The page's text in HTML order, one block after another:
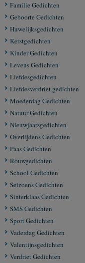
Familie Gedichten
Geboorte Gedichten
Huwelijksgedichten
Kerstgedichten
Kinder Gedichten
Levens Gedichten
Liefdesgedichten
Liefdesverdriet gedichten
Moederdag Gedichten
Natuur Gedichten
Nieuwjaarsgedichten
Overlijdens Gedichten
Paas Gedichten
Rouwgedichten
School Gedichten
Seizoens Gedichten
Sinterklaas Gedichten
SMS Gedichten
Sport Gedichten
Vaderdag Gedichten
Valentijnsgedichten
Verdriet Gedichten